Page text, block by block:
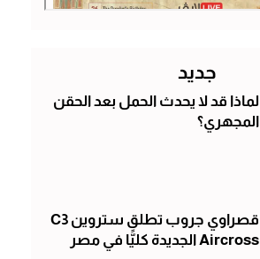
جديد
لماذا قد لا يحدث الحمل بعد الحقن
المجهري؟
قصراوي جروب تطلق ستروين C3
Aircross الجديدة كليًّا في مصر